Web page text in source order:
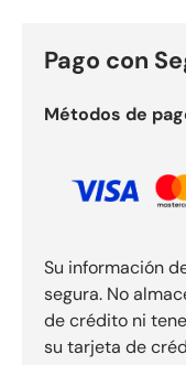
Pago con
Métodos de
Su información
segura. No
de crédito ni
su tarjeta de